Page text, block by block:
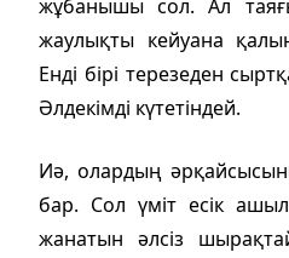
жұбанышы сол. Ал
жаулықты кейуана
Енді бірі терезеден
Әлдекімді күтетіндей.
Иә, олардың
бар. Сол үміт есік
жанатын әлсіз